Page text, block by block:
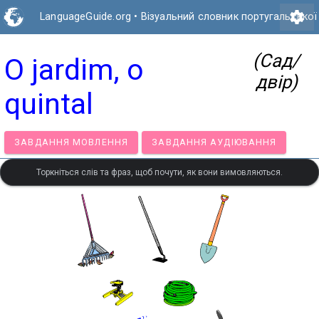
LanguageGuide.org • Візуальний словник settings
O jardim, o
quintal
(Сад/
двір)
ЗАВДАННЯ МОВЛЕННЯ ЗАВДАННЯ АУДІЮВАННЯ
Торкніться слів та фраз, щоб почути, як вони вимовляються.